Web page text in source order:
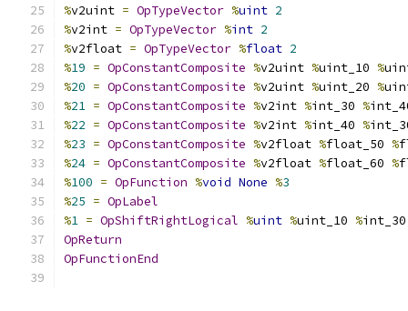
%v2uint = OpTypeVector %uint 2
%v2int = OpTypeVector %int 2
%v2float = OpTypeVector %float 2
%19 = OpConstantComposite %v2uint %uint_10 %
%20 = OpConstantComposite %v2uint %uint_20 %
%21 = OpConstantComposite %v2int %int_30 %
%22 = OpConstantComposite %v2int %int_40 %
%23 = OpConstantComposite %v2float %float_50 %
%24 = OpConstantComposite %v2float %float_60 %
%100 = OpFunction %void None %3
%25 = OpLabel
%1 = OpShiftRightLogical %uint %uint_10 %int_30
OpReturn
OpFunctionEnd